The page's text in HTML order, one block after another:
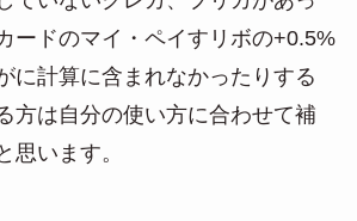
ードのマイ・ペイすリボの+0.5%
に計算に含まれなかったりする
方は自分の使い方に合わせて補
思います。